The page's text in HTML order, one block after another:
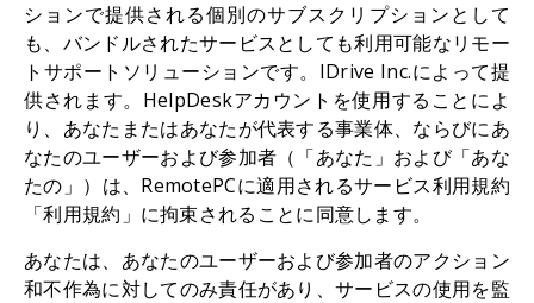
ションで提供される個別のサブスクリプションとして
も、バンドルされたサービスとしても利用可能なリモー
トサポートソリューションです。IDrive Inc.によって提
供されます。HelpDeskアカウントを使用することによ
り、あなたまたはあなたが代表する事業体、ならびにあ
なたのユーザーおよび参加者（「あなた」および「あな
たの」）は、RemotePCに適用されるサービス利用規約
「利用規約」に拘束されることに同意します。
あなたは、あなたのユーザーおよび参加者のアクション
和不作為に対してのみ責任があり、サービスの使用を監